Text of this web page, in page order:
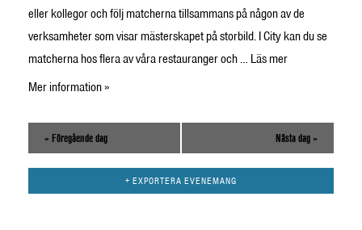
eller kollegor och följ matcherna tillsammans på någon av de
verksamheter som visar mästerskapet på storbild. I City kan du se
matcherna hos flera av våra restauranger och … Läs mer
Mer information »
« Föregående dag Nästa dag »
+ EXPORTERA EVENEMANG